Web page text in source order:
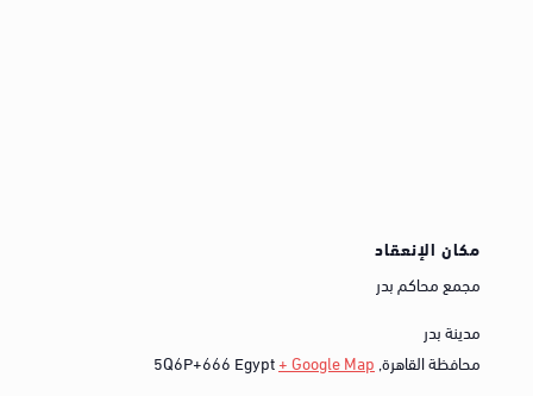
مكان الإنعقاد
مجمع محاكم بدر
مدينة بدر
محافظة القاهرة,
5Q6P+666 Egypt+ Google Map